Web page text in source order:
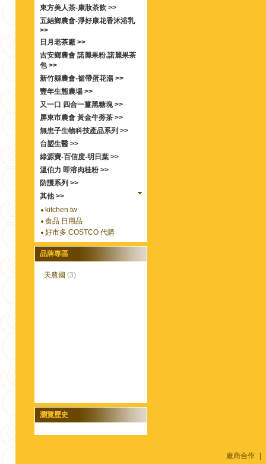
東方美人茶-康妝茶飲 >>
五結鄉農會-淨好康花香沐浴乳
>>
日月老茶廠 >>
吉安鄉農會 諾麗果粉.諾麗果茶
包 >>
新竹縣農會-裙帶蛋花湯 >>
豐年生態農場 >>
又一口 四合一薑黑糖塊 >>
屏東市農會 黃金牛蒡茶 >>
無患子生物科技產品系列 >>
台塑生醫 >>
綠源寶-百信度-明日葉 >>
溫伯力 即溶肉桂粉 >>
防護系列 >>
其他 >>
kitchen.tw
食品.日用品
好市多 COSTCO 代購
品牌專區
天農國 (3)
瀏覽歷史
廠商合作